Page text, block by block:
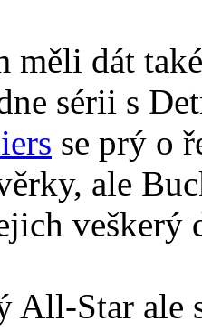
měli dát
sérii s
se prý o
ale
veškerý
All-Star